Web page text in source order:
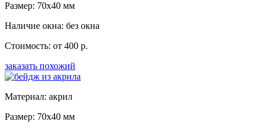
Размер: 70x40 мм
Наличие окна: без окна
Стоимость: от 400 р.
заказать похожий
Материал: акрил
Размер: 70x40 мм